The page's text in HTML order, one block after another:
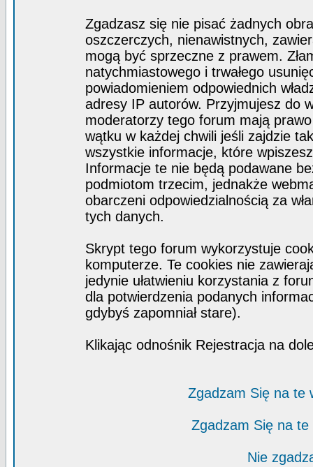
Zgadzasz się nie pisać żadnych
oszczerczych, nienawistnych,
mogą być sprzeczne z prawem.
natychmiastowego i trwałego
powiadomieniem odpowiednich
adresy IP autorów. Przyjmujesz do
moderatorzy tego forum mają
wątku w każdej chwili jeśli zajdzie
wszystkie informacje, które
Informacje te nie będą podawane
podmiotom trzecim, jednakże
obarczeni odpowiedzialnością za
tych danych.
Skrypt tego forum wykorzystuje
komputerze. Te cookies nie
jedynie ułatwieniu korzystania z
dla potwierdzenia podanych
gdybyś zapomniał stare).
Klikając odnośnik Rejestracja na
Zgadzam Się na te
Zgadzam Się na
Nie